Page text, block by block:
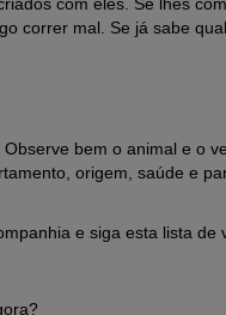
com eles. Se lhes
correr mal. Se já sabe
bem o animal e o
origem, saúde e
e siga esta lista de